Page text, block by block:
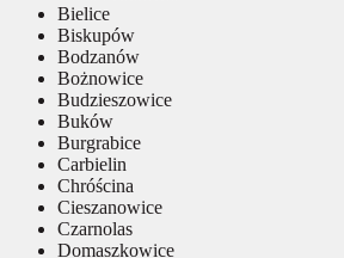
Bielice
Biskupów
Bodzanów
Bożnowice
Budzieszowice
Buków
Burgrabice
Carbielin
Chróścina
Cieszanowice
Czarnolas
Domaszkowice